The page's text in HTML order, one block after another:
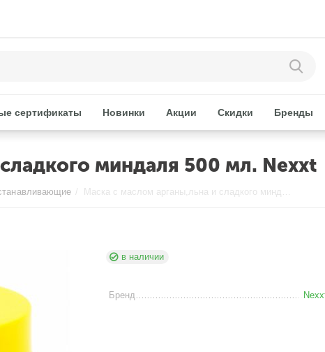
сертификаты Новинки Акции Скидки Бренды
миндаля 500 мл. Nexxt
/ Маска с маслом арганы,льна и сладкого миндаля 500 мл. Nexxt
в наличии
Бренд